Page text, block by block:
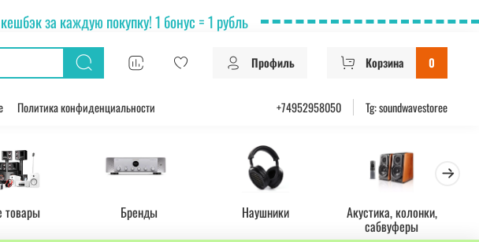
за каждую покупку! 1 бонус = 1 рубль
Профиль Корзина 0
Политика конфиденциальности +74952958050 Tg: soundwavestoree
товары Бренды Наушники Акустика, колонки,
сабвуферы